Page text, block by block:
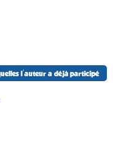
l'auteur a déjà participé